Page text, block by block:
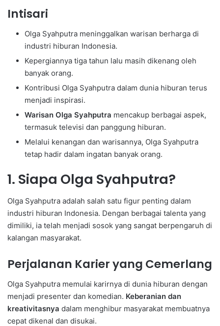
Intisari
Olga Syahputra meninggalkan warisan berharga di
industri hiburan Indonesia.
Kepergiannya tiga tahun lalu masih dikenang oleh
banyak orang.
Kontribusi Olga Syahputra dalam dunia hiburan terus
menjadi inspirasi.
Warisan Olga Syahputra mencakup berbagai aspek,
termasuk televisi dan panggung hiburan.
Melalui kenangan dan warisannya, Olga Syahputra
tetap hadir dalam ingatan banyak orang.
1. Siapa Olga Syahputra?
Olga Syahputra adalah salah satu figur penting dalam
industri hiburan Indonesia. Dengan berbagai talenta yang
dimiliki, ia telah menjadi sosok yang sangat berpengaruh di
kalangan masyarakat.
Perjalanan Karier yang Cemerlang
Olga Syahputra memulai karirnya di dunia hiburan dengan
menjadi presenter dan komedian. Keberanian dan
kreativitasnya dalam menghibur masyarakat membuatnya
cepat dikenal dan disukai.